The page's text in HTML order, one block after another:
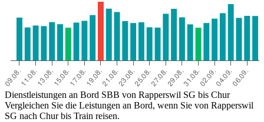
Dienstleistungen an Bord SBB von Rapperswil SG bis Chur
Vergleichen Sie die Leistungen an Bord, wenn Sie von Rapperswil
SG nach Chur bis Train reisen.